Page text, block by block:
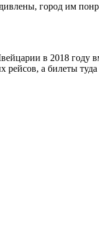
город им
в 2018 году
а билеты туда